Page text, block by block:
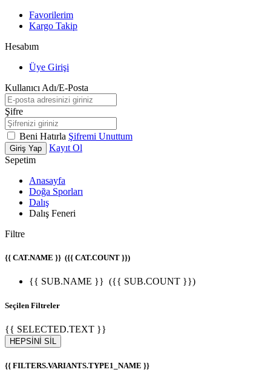
Favorilerim
Kargo Takip
Hesabım
Üye Girişi
Kullanıcı Adı/E-Posta
Şifre
Beni Hatırla Şifremi Unuttum
Giriş Yap
Kayıt Ol
Sepetim
Anasayfa
Doğa Sporları
Dalış
Dalış Feneri
Filtre
{{ CAT.NAME }} ({{ CAT.COUNT }})
{{ SUB.NAME }} ({{ SUB.COUNT }})
Seçilen Filtreler
{{ SELECTED.TEXT }}
HEPSİNİ SİL
{{ FILTERS.VARIANTS.TYPE1_NAME }}